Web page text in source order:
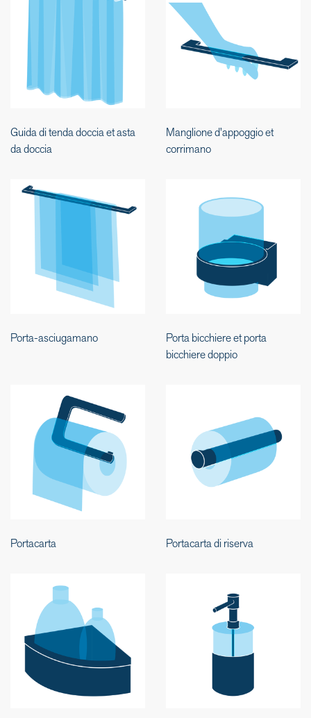
Guida di tenda doccia et asta
da doccia
Manglione d'appoggio et
corrimano
Porta-asciugamano
Porta bicchiere et porta
bicchiere doppio
Portacarta Portacarta di riserva